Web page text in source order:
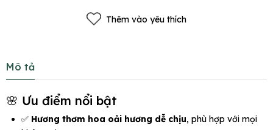
Thêm vào yêu thích
Mô tả
🌸 Ưu điểm nổi bật
✅ Hương thơm hoa oải hương dễ chịu, phù hợp với mọi